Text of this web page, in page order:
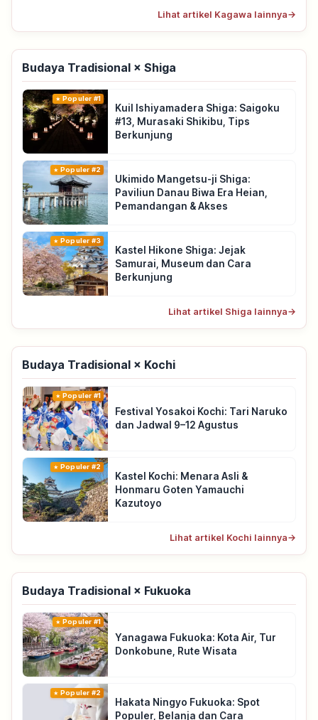
Lihat artikel Kagawa lainnya→
Budaya Tradisional × Shiga
Populer #1
Kuil Ishiyamadera Shiga: Saigoku
#13, Murasaki Shikibu, Tips
Berkunjung
Populer #2
Ukimido Mangetsu-ji Shiga:
Paviliun Danau Biwa Era Heian,
Pemandangan & Akses
Populer #3
Kastel Hikone Shiga: Jejak
Samurai, Museum dan Cara
Berkunjung
Lihat artikel Shiga lainnya→
Budaya Tradisional × Kochi
Populer #1
Festival Yosakoi Kochi: Tari Naruko
dan Jadwal 9–12 Agustus
Populer #2
Kastel Kochi: Menara Asli &
Honmaru Goten Yamauchi
Kazutoyo
Lihat artikel Kochi lainnya→
Budaya Tradisional × Fukuoka
Populer #1
Yanagawa Fukuoka: Kota Air, Tur
Donkobune, Rute Wisata
Populer #2
Hakata Ningyo Fukuoka: Spot
Populer, Belanja dan Cara